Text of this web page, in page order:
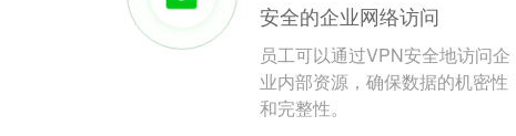
安全的企业网络访问
员工可以通过VPN安全地访问企
业内部资源，确保数据的机密性
和完整性。